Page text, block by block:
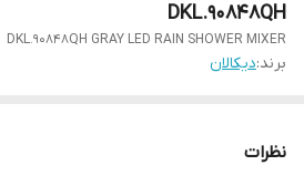
DKL.90848QH
DKL.90848QH GRAY LED RAIN SHOWER MIXER
برند:دیکالان
نظرات